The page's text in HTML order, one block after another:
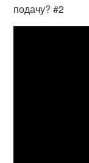
подачу? #2